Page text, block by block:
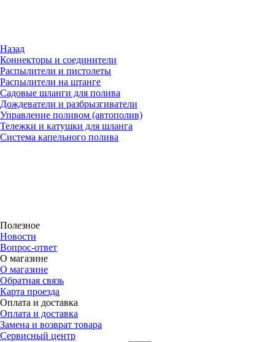
Назад
Коннекторы и соединители
Распылители и пистолеты
Распылители на штанге
Садовые шланги для полива
Дождеватели и разбрызгиватели
Управление поливом (автополив)
Тележки и катушки для шланга
Система капельного полива
Полезное
Новости
Вопрос-ответ
О магазине
О магазине
Обратная связь
Карта проезда
Оплата и доставка
Оплата и доставка
Замена и возврат товара
Сервисный центр